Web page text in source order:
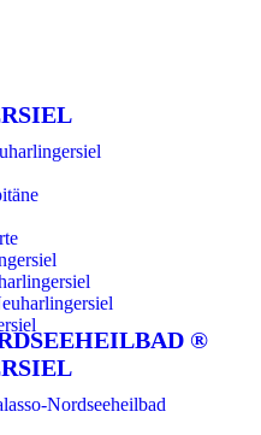
®
Nordseeheilbad